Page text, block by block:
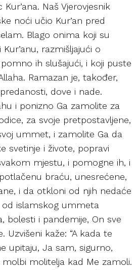
Naš Vjerovjesnik
noći učio Kur’an pred
Blago onima koji su
razmišljajući o
ih slušajući, i koji puste
Ramazan je, također,
dove i nade.
i ponizno Ga zamolite za
za svoje pretpostavljene,
ummet, i zamolite Ga da
svetinje i živote, popravi
mjestu, i pomogne ih, i
braću, unesrećene,
i da otkloni od njih nedaće
islamskog ummeta
bolesti i pandemije, On sve
Uzvišeni kaže: “A kada te
upitaju, Ja sam, sigurno,
molbi molitelja kad Me zamoli.